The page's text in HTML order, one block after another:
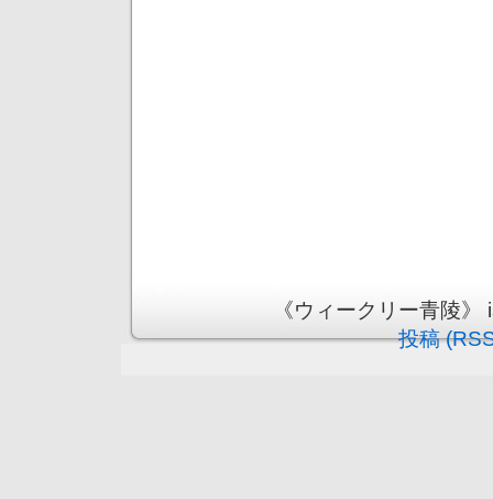
《ウィークリー青陵
投稿